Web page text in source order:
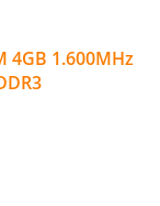
4GB 1.600MHz